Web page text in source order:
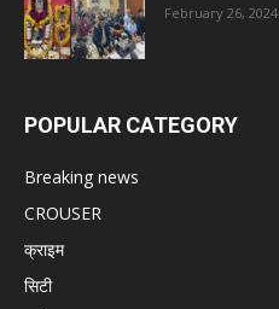
February 26, 2024
POPULAR CATEGORY
Breaking news
CROUSER
क्राइम
सिटी